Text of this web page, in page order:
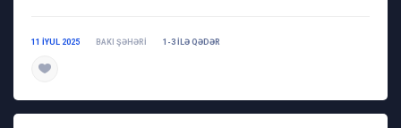
11 IYUL 2025 BAKI ŞƏHƏRI 1-3 ILƏ QƏDƏR